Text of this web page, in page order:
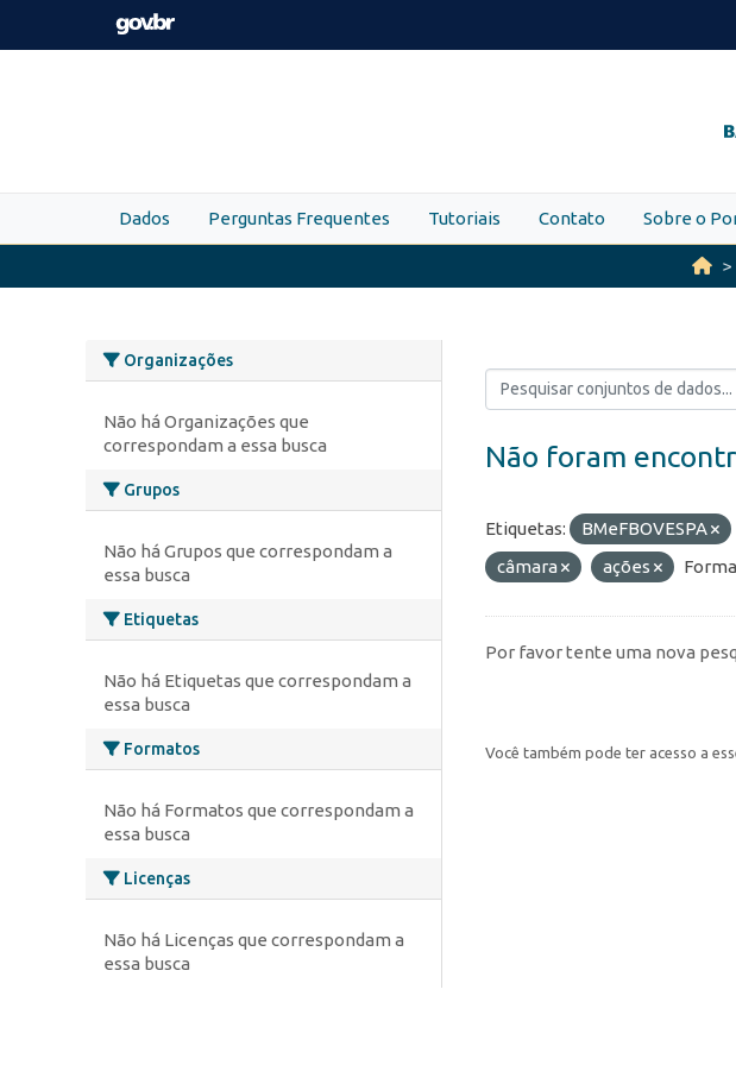
Skip to main content
Dados Perguntas Frequentes Tutoriais Contato Sobre o
Organizações
Não há Organizações que
correspondam a essa busca
Grupos
Não há Grupos que correspondam a
essa busca
Etiquetas
Não há Etiquetas que correspondam a
essa busca
Formatos
Não há Formatos que correspondam a
essa busca
Licenças
Não há Licenças que correspondam a
essa busca
Não foram
Etiquetas: BMeFBOVESPA
câmara
ações
Por favor tente uma nova
Você também pode ter acesso a